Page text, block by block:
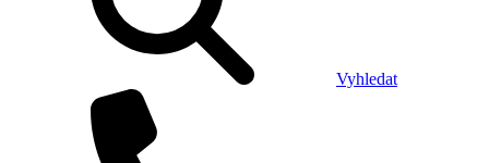
Vyhledat